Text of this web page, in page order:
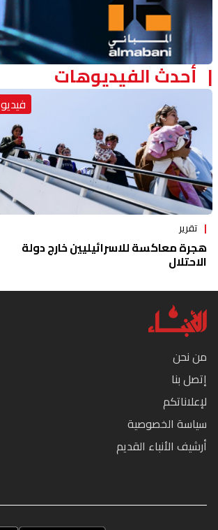
أحدث الفيديوهات
فيديو
تقرير
هجرة معاكسة للاسرائيليين خارج دولة
الاحتلال
من نحن
إتصل بنا
لإعلاناتكم
سياسة الخصوصية
أرشيف الأنباء القديم